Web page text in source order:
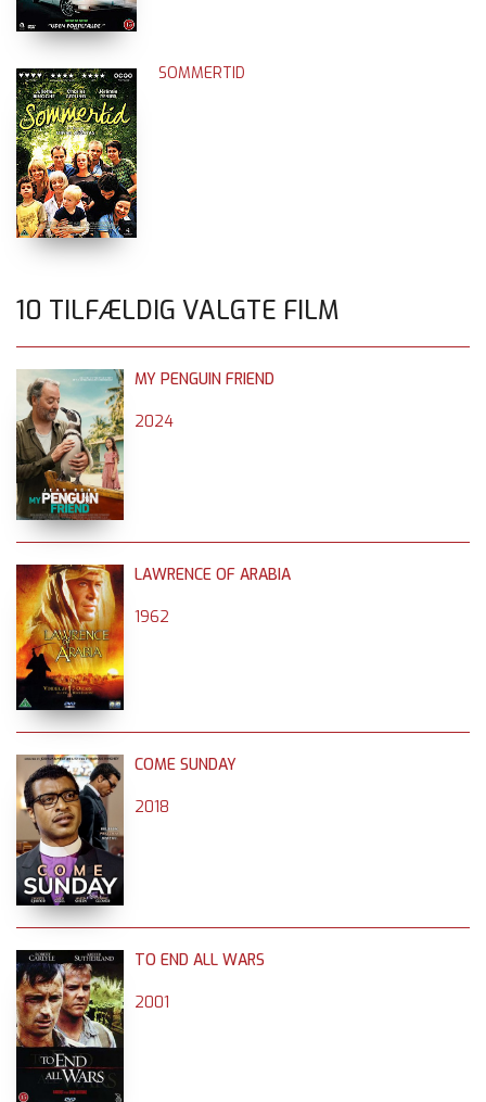
SOMMERTID
10 TILFÆLDIG VALGTE FILM
MY PENGUIN FRIEND
2024
LAWRENCE OF ARABIA
1962
COME SUNDAY
2018
TO END ALL WARS
2001